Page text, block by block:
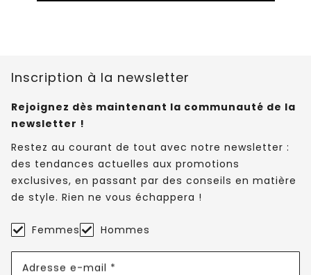
Inscription à la newsletter
Rejoignez dès maintenant la communauté de la
newsletter !
Restez au courant de tout avec notre newsletter :
des tendances actuelles aux promotions
exclusives, en passant par des conseils en matière
de style. Rien ne vous échappera !
Femmes Hommes
Adresse e-mail *